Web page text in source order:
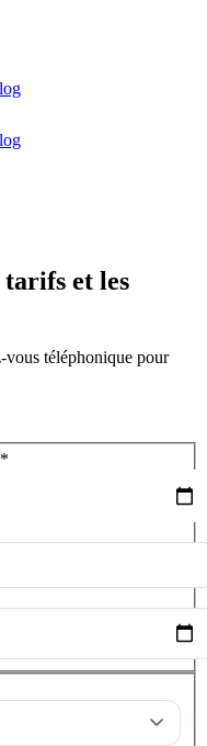
tarifs et les
vous téléphonique pour
*